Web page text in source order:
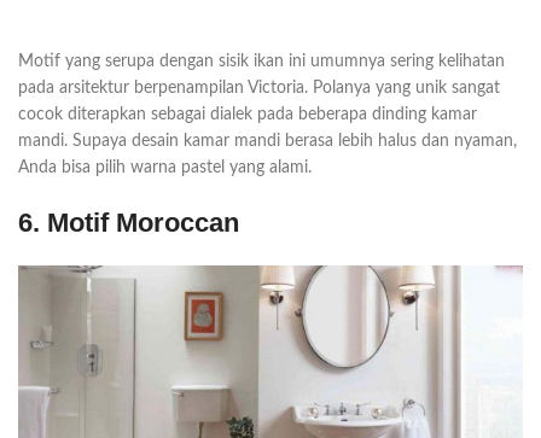
Motif yang serupa dengan sisik ikan ini umumnya sering kelihatan
pada arsitektur berpenampilan Victoria. Polanya yang unik sangat
cocok diterapkan sebagai dialek pada beberapa dinding kamar
mandi. Supaya desain kamar mandi berasa lebih halus dan nyaman,
Anda bisa pilih warna pastel yang alami.
6. Motif Moroccan